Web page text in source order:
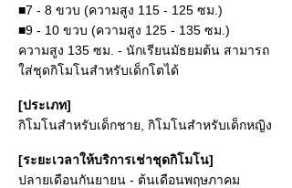
■7 - 8 ขวบ (ความสูง 115 - 125 ซม.)
■9 - 10 ขวบ (ความสูง 125 - 135 ซม.)
ความสูง 135 ซม. - นักเรียนมัธยมต้น สามารถ
ใส่ชุดกิโมโนสำหรับเด็กโตได้
[ประเภท]
กิโมโนสำหรับเด็กชาย, กิโมโนสำหรับเด็กหญิง
[ระยะเวลาให้บริการเช่าชุดกิโมโน]
ปลายเดือนกันยายน - ต้นเดือนพฤษภาคม